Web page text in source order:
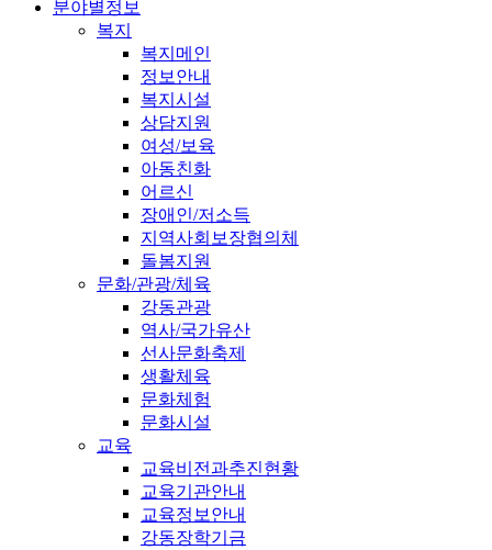
분야별정보
복지
복지메인
정보안내
복지시설
상담지원
여성/보육
아동친화
어르신
장애인/저소득
지역사회보장협의체
돌봄지원
문화/관광/체육
강동관광
역사/국가유산
선사문화축제
생활체육
문화체험
문화시설
교육
교육비전과추진현황
교육기관안내
교육정보안내
강동장학기금